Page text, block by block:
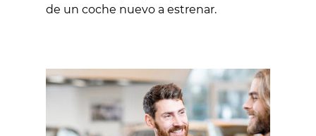
de un coche nuevo a estrenar.